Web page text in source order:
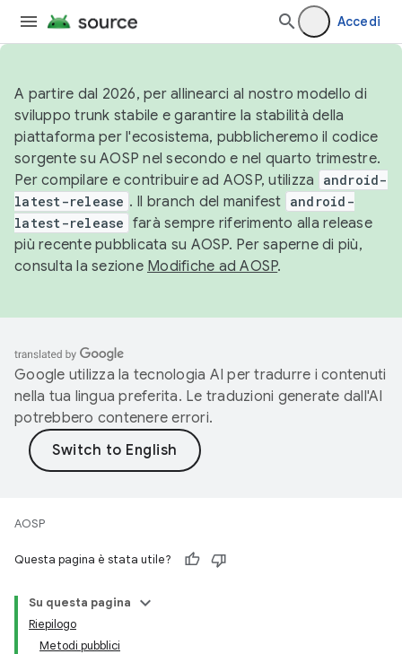
Accedi
A partire dal 2026, per allinearci al nostro modello di
sviluppo trunk stabile e garantire la stabilità della
piattaforma per l'ecosistema, pubblicheremo il codice
sorgente su AOSP nel secondo e nel quarto trimestre.
Per compilare e contribuire ad AOSP, utilizza
android-
latest-release . Il branch del manifest android-
latest-release farà sempre riferimento alla release
più recente pubblicata su AOSP. Per saperne di più,
consulta la sezione Modifiche ad AOSP.
Google utilizza la tecnologia AI per tradurre i contenuti
nella tua lingua preferita. Le traduzioni generate dall'AI
potrebbero contenere errori.
AOSP
Questa pagina è stata utile?
Su questa pagina
Riepilogo
Metodi pubblici